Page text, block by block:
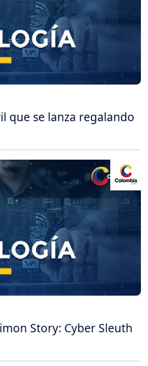
que se lanza regalando
Story: Cyber Sleuth